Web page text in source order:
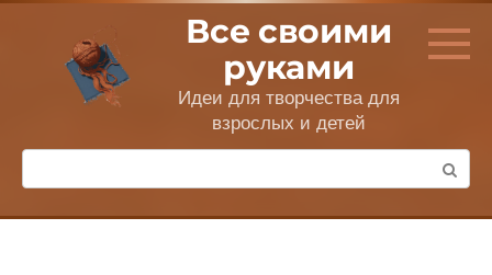
Перейти
контенту
Все своими
руками
Идеи для творчества для
взрослых и детей
Поиск: